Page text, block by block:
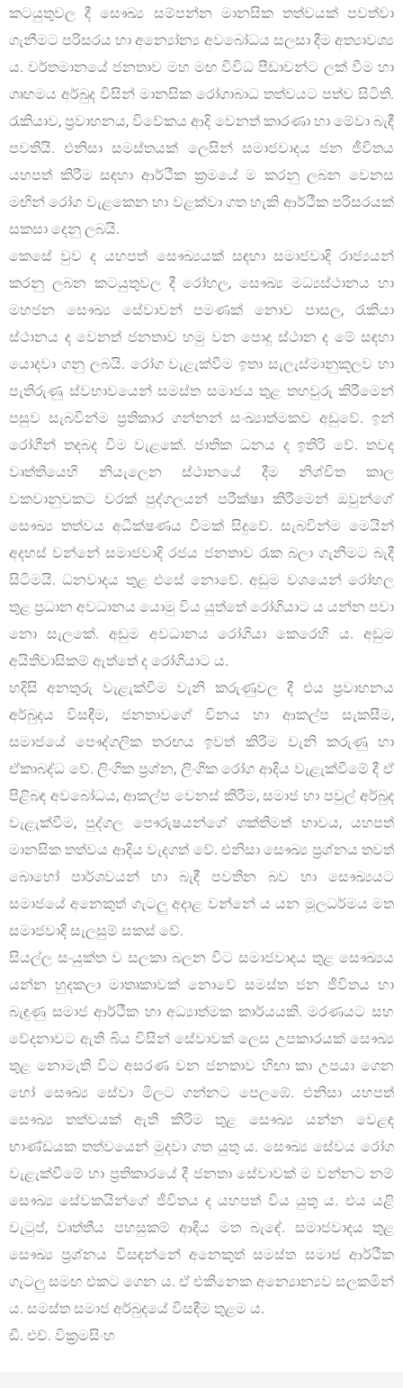
කටයුතුවල දී සෞඛ්‍ය සම්පන්න මානසික තත්වයක් පවත්වා
ගැනීමට පරිසරය හා අන්‍යෝන්‍ය අවබෝධය සලසා දීම අත්‍යාවශ්‍ය
ය. වර්තමානයේ ජනතාව මහ මඟ විවිධ පීඩාවන්ට ලක් වීම හා
ගෘහමය අර්බුද විසින් මානසික රෝගාබාධ තත්වයට පත්ව සිටිති.
රැකියාව, ප්‍රවාහනය, විවේකය ආදි වෙනත් කාරණා හා මේවා බැඳී
පවතියි. එනිසා සමස්තයක් ලෙසින් සමාජවාදය ජන ජීවිතය
යහපත් කිරීම සඳහා ආර්ථීක ක්‍රමයේ ම කරනු ලබන වෙනස
මඟින් රෝග වැළකෙන හා වළක්වා ගත හැකි ආර්ථීක පරිසරයක්
සකසා දෙනු ලබයි.
කෙසේ වුව ද යහපත් සෞඛ්‍යයක් සඳහා සමාජවාදි රාජ්‍යයන්
කරනු ලබන කටයුතුවල දී රෝහල, සෞඛ්‍ය මධ්‍යස්ථානය හා
මහජන සෞඛ්‍ය සේවාවන් පමණක් නොව පාසල, රැකියා
ස්ථානය ද වෙනත් ජනතාව හමු වන පොදු ස්ථාන ද මේ සඳහා
යොදවා ගනු ලබයි. රෝග වැළැක්වීම ඉතා සැලැස්මානුකූලව හා
පැතිරුණු ස්වභාවයෙන් සමස්ත සමාජය තුළ තහවුරු කිරීමෙන්
පසුව සැබවින්ම ප්‍රතිකාර ගන්නන් සංඛ්‍යාත්මකව අඩුවේ. ඉන්
රෝගීන් තදබද වීම වැළකේ. ජාතික ධනය ද ඉතිරි වේ. තවද
වෘත්තියෙහි නියැලෙන ස්ථානයේ දීම නිශ්චිත කාල
වකවානුවකට වරක් පුද්ගලයන් පරීක්ෂා කිරීමෙන් ඔවුන්ගේ
සෞඛ්‍ය තත්වය අධීක්ෂණය වීමක් සිදුවේ. සැබවින්ම මෙයින්
අදහස් වන්නේ සමාජවාදි රජය ජනතාව රැක බලා ගැනීමට බැදී
සිටිමයි. ධනවාදය තුළ එසේ නොවේ. අඩුම වශයෙන් රෝහල
තුළ ප්‍රධාන අවධානය යොමු විය යුත්තේ රෝගියාට ය යන්න පවා
නො සැලකේ. අඩුම අවධානය රෝගියා කෙරෙහි ය. අඩුම
අයිතිවාසිකම් ඇත්තේ ද රෝගියාට ය.
හදිසි අනතුරු වැළැක්වීම වැනි කරුණුවල දී එය ප්‍රවාහනය
අර්බුදය විසඳීම, ජනතාවගේ විනය හා ආකල්ප සැකසීම,
සමාජයේ පෞද්ගලික තරඟය ඉවත් කිරීම වැනි කරුණු හා
ඒකාබද්ධ වේ. ලිංගික ප්‍රශ්න, ලිංගික රෝග ආදිය වැළැක්වීමේ දී ඒ
පිළිබඳ අවබෝධය, ආකල්ප වෙනස් කිරීම, සමාජ හා පවුල් අර්බුද
වැළැක්වීම, පුද්ගල පෞරුෂයන්ගේ ශක්තිමත් භාවය, යහපත්
මානසික තත්වය ආදිය වැදගත් වේ. එනිසා සෞඛ්‍ය ප්‍රශ්නය තවත්
බොහෝ පාර්ශවයන් හා බැඳී පවතින බව හා සෞඛ්‍යයට
සමාජයේ අනෙකුත් ගැටලු අදාළ වන්නේ ය යන මූලධර්මය මත
සමාජවාදි සැලසුම් සකස් වේ.
සියල්ල සංයුක්ත ව සලකා බලන විට සමාජවාදය තුළ සෞඛ්‍යය
යන්න හුදකලා මාතෘකාවක් නොවේ සමස්ත ජන ජීවිතය හා
බැඳුණු සමාජ ආර්ථීක හා අධ්‍යාත්මක කාර්යයකි. මරණයට සහ
වේදනාවට ඇති බිය විසින් සේවාවක් ලෙස උපකාරයක් සෞඛ්‍ය
තුළ නොමැති විට අසරණ වන ජනතාව හිඟා කා උපයා ගෙන
හෝ සෞඛ්‍ය සේවා මිලට ගන්නට පෙලඹේ. එනිසා යහපත්
සෞඛ්‍ය තත්වයක් ඇති කිරිම තුළ සෞඛ්‍ය යන්න වෙළඳ
භාණ්ඩයක තත්වයෙන් මුදවා ගත යුතු ය. සෞඛ්‍ය සේවය රෝග
වැළැක්වීමේ හා ප්‍රතිකාරයේ දී ජනතා සේවාවක් ම වන්නට නම්
සෞඛ්‍ය සේවකයින්ගේ ජීවිතය ද යහපත් විය යුතු ය. එය යළි
වැටුප්, වෘත්තීය පහසුකම් ආදිය මත බැඳේ. සමාජවාදය තුළ
සෞඛ්‍ය ප්‍රශ්නය විසඳන්නේ අනෙකුත් සමස්ත සමාජ ආර්ථීක
ගැටලු සමඟ එකට ගෙන ය. ඒ එකිනෙක අන්‍යොන්‍යව සලකමින්
ය. සමස්ත සමාජ අර්බුදයේ විසඳීම තුළම ය.
ඩී. එච්. වික්‍රමසිංහ